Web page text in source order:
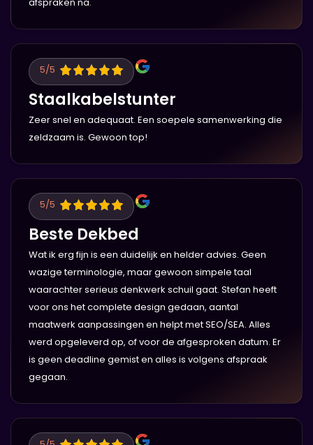
5/5
Staalkabelstunter
Zeer snel en adequaat. Een soepele samenwerking die
zeldzaam is. Gewoon top!
5/5
Beste Dekbed
Wat ik erg fijn is een duidelijk en helder advies. Geen
wazige terminologie, maar gewoon simpele taal
waarachter serieus denkwerk schuil gaat. Stefan heeft
voor ons het complete design gedaan, aantal
maatwerk aanpassingen en helpt met SEO/SEA. Alles
werd opgeleverd op, of voor de afgesproken datum. Er
is geen deadline gemist en alles is volgens afspraak
gegaan.